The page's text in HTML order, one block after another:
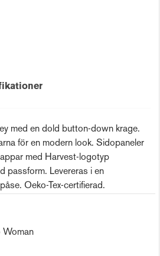
med en dold button-down krage.
för en modern look. Sidopaneler
med Harvest-logotyp
passform. Levereras i en
Oeko-Tex-certifierad.
Woman